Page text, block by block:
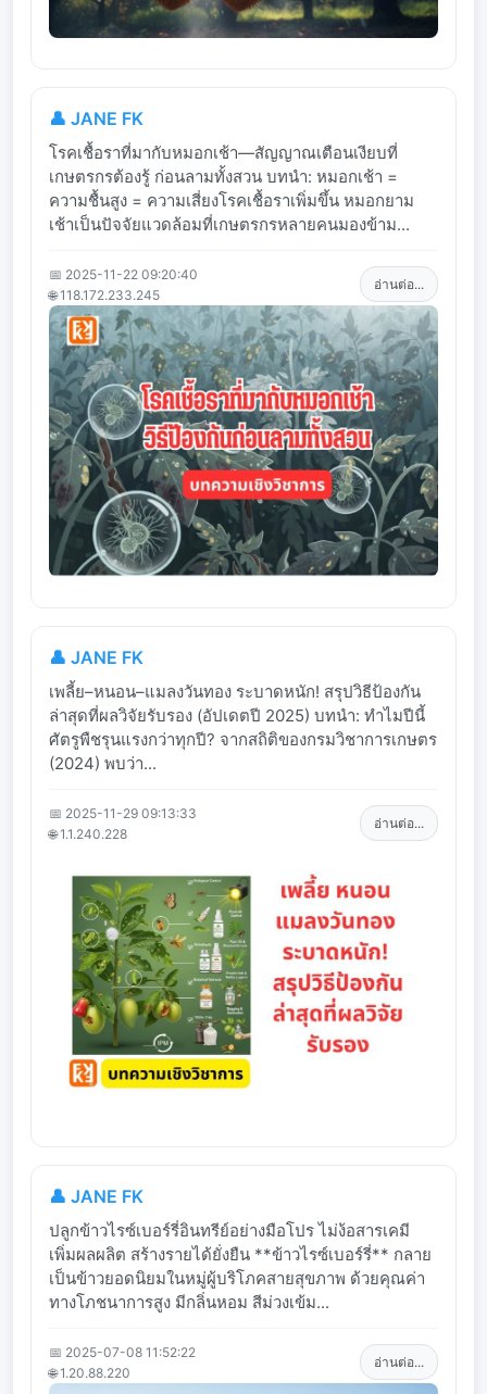
👤 JANE FK
โรคเชื้อราที่มากับหมอกเช้า—สัญญาณเตือนเงียบที่
เกษตรกรต้องรู้ ก่อนลามทั้งสวน บทนำ: หมอกเช้า =
ความชื้นสูง = ความเสี่ยงโรคเชื้อราเพิ่มขึ้น หมอกยาม
เช้าเป็นปัจจัยแวดล้อมที่เกษตรกรหลายคนมองข้าม...
📅 2025-11-22 09:20:40
🌐 118.172.233.245
อ่านต่อ...
👤 JANE FK
เพลี้ย–หนอน–แมลงวันทอง ระบาดหนัก! สรุปวิธีป้องกัน
ล่าสุดที่ผลวิจัยรับรอง (อัปเดตปี 2025) บทนำ: ทำไมปีนี้
ศัตรูพืชรุนแรงกว่าทุกปี? จากสถิติของกรมวิชาการเกษตร
(2024) พบว่า...
📅 2025-11-29 09:13:33
🌐 1.1.240.228
อ่านต่อ...
👤 JANE FK
ปลูกข้าวไรซ์เบอร์รี่อินทรีย์อย่างมือโปร ไม่ง้อสารเคมี
เพิ่มผลผลิต สร้างรายได้ยั่งยืน **ข้าวไรซ์เบอร์รี่** กลาย
เป็นข้าวยอดนิยมในหมู่ผู้บริโภคสายสุขภาพ ด้วยคุณค่า
ทางโภชนาการสูง มีกลิ่นหอม สีม่วงเข้ม...
📅 2025-07-08 11:52:22
🌐 1.20.88.220
อ่านต่อ...